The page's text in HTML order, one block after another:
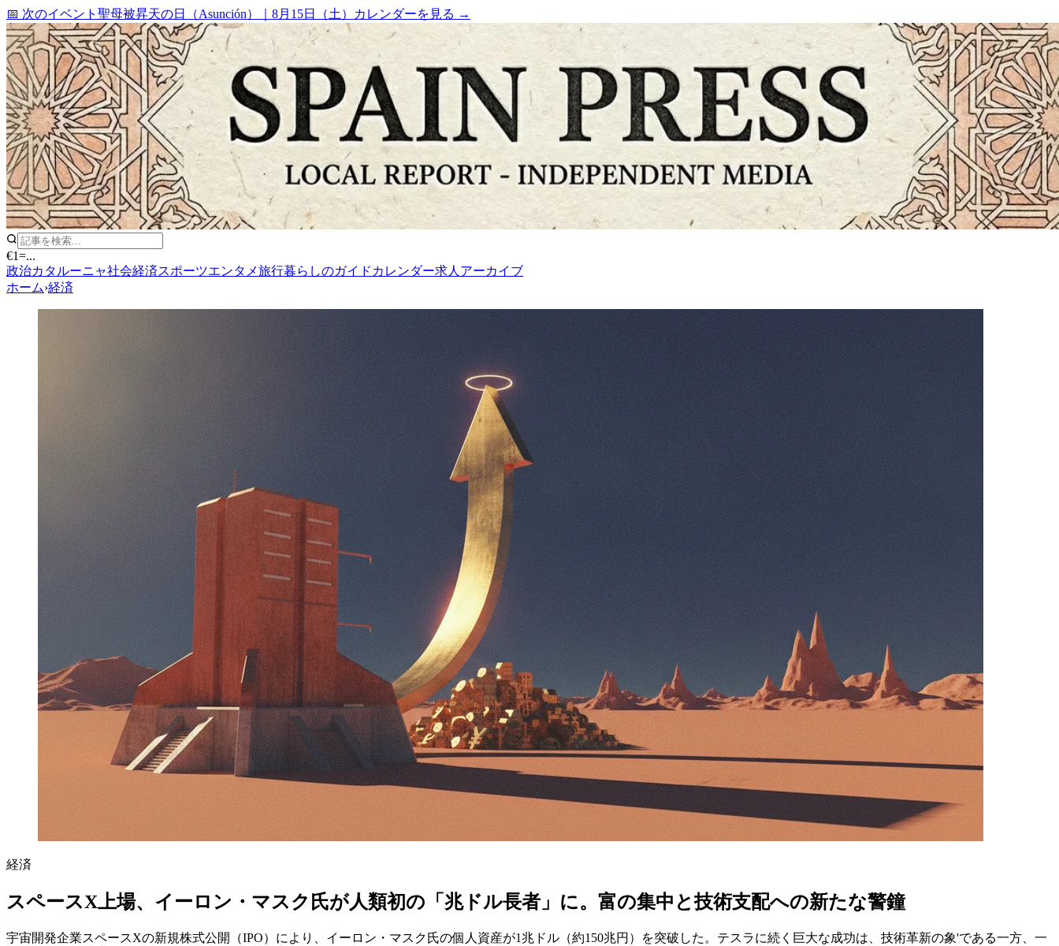
📅 次のイベント 聖母被昇天の日（Asunción） 8月15日（土） カレンダーを見る →
€1=...
政治カタルーニャ社会経済スポーツエンタメ旅行暮らしのガイド カレンダー求人 アーカイブ
ホーム›経済
経済
スペースX上場、イーロン・マスク氏が人類初の「兆ドル長者」に。富の集中と技術支配への新たな警鐘
宇宙開発企業スペースXの新規株式公開（IPO）により、イーロン・マスク氏の個人資産が1兆ドル（約150兆円）を突破した。テスラに続く巨大な成功は、技術革新の象'である一方、一